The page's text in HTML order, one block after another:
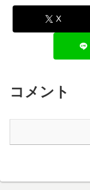
X
コメント